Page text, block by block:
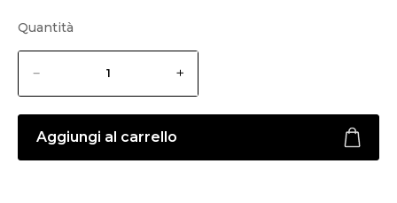
Quantità
Aggiungi al carrello